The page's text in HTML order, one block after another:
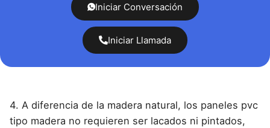
Iniciar Conversación
Iniciar Llamada
4. A diferencia de la madera natural, los paneles pvc
tipo madera no requieren ser lacados ni pintados,